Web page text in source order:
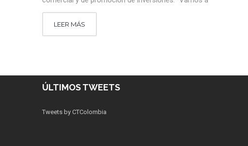
LEER MÁS
ÚLTIMOS TWEETS
Tweets by CTColombia